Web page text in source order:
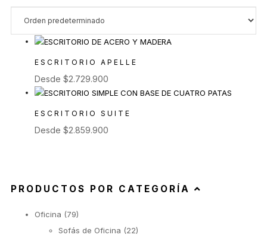
ESCRITORIO APELLE
Desde $2.729.900
ESCRITORIO SUITE
Desde $2.859.900
PRODUCTOS POR CATEGORÍA
Oficina (79)
Sofás de Oficina (22)